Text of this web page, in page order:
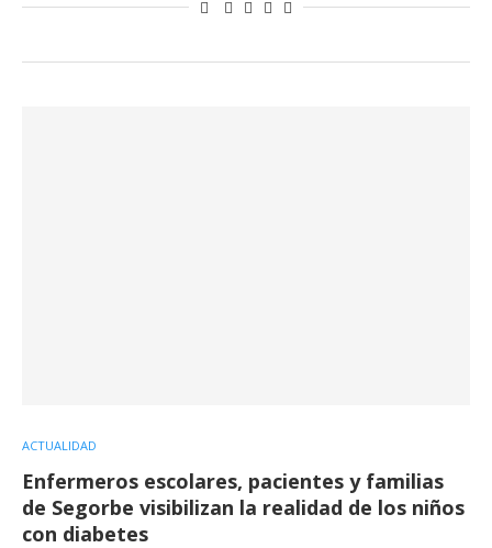
ACTUALIDAD
Enfermeros escolares, pacientes y familias
de Segorbe visibilizan la realidad de los niños
con diabetes